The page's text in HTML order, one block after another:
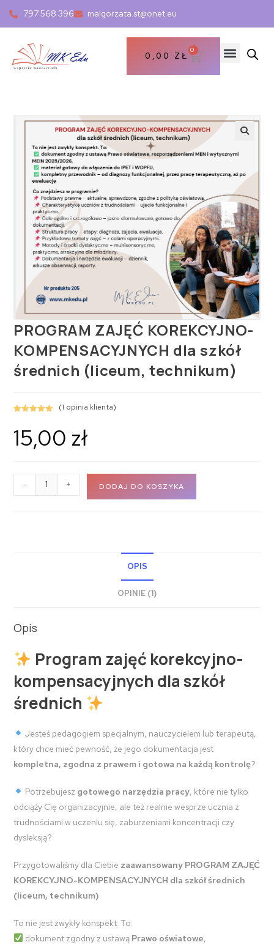
797 568 396 malgorzata.st@onet.eu
0,00 ZŁ
0
PROGRAM ZAJĘĆ KOREKCYJNO-
KOMPENSACYJNYCH dla szkół
średnich (liceum, technikum)
5.00na 5 na
podstawie
(1 opinia klienta)
15,00 zł
- + DODAJ DO KOSZYKA
OPIS
OPINIE (1)
Opis
Program zajęć korekcyjno-
kompensacyjnych dla szkół
średnich
Jesteś pedagogiem specjalnym, nauczycielem lub terapeutą,
który chce mieć pewność, że jego dokumentacja jest
kompletna, zgodna z prawem i gotowa na każdą kontrolę?
Potrzebujesz gotowego narzędzia pracy, które nie tylko
odciąży Cię organizacyjnie, ale też realnie wesprze ucznia z
trudnościami w uczeniu się, zaburzeniami koncentracji czy
dysleksją?
Przygotowaliśmy dla Ciebie zaawansowany PROGRAM ZAJĘĆ
KOREKCYJNO-KOMPENSACYJNYCH dla szkół średnich
(liceum, technikum).
To nie jest zwykły konspekt. To:
dokument zgodny z ustawą Prawo oświatowe,